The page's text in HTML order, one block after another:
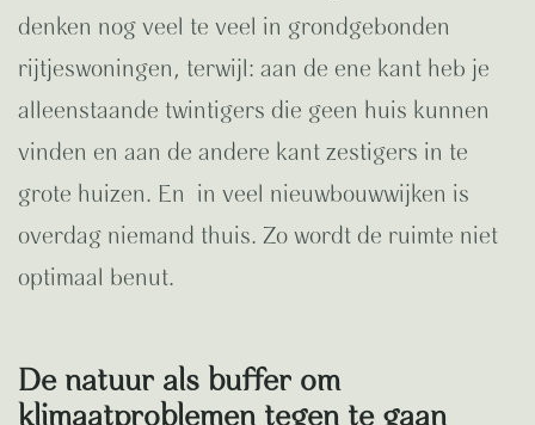
denken nog veel te veel in grondgebonden
rijtjeswoningen, terwijl: aan de ene kant heb je
alleenstaande twintigers die geen huis kunnen
vinden en aan de andere kant zestigers in te
grote huizen. En in veel nieuwbouwwijken is
overdag niemand thuis. Zo wordt de ruimte niet
optimaal benut.
De natuur als buffer om
klimaatproblemen tegen te gaan